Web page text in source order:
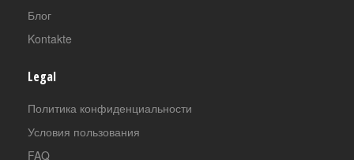
Блог
Kontakte
Legal
Политика конфиденциальности
Условия пользования
FAQ